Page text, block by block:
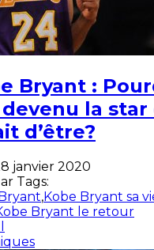
Bryant :
devenu la star
d’être?
janvier 2020
Tags:
,Kobe Bryant sa
Bryant le retour